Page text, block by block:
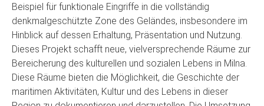
Beispiel für funktionale Eingriffe in die vollständig
denkmalgeschützte Zone des Geländes, insbesondere im
Hinblick auf dessen Erhaltung, Präsentation und Nutzung.
Dieses Projekt schafft neue, vielversprechende Räume zur
Bereicherung des kulturellen und sozialen Lebens in Milna.
Diese Räume bieten die Möglichkeit, die Geschichte der
maritimen Aktivitäten, Kultur und des Lebens in dieser